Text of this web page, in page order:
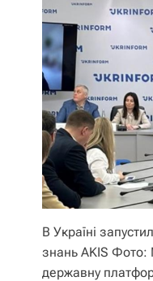
В Україні
знань AKIS Фото:
державну